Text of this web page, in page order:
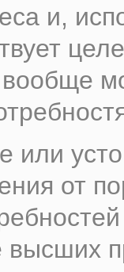
и,
вообще
или
от
высших